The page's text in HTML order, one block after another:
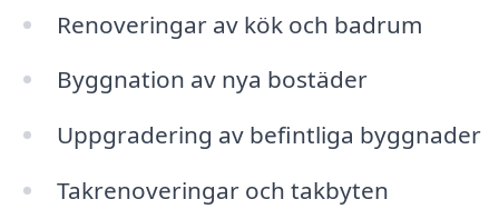
Renoveringar av kök och badrum
Byggnation av nya bostäder
Uppgradering av befintliga byggnader
Takrenoveringar och takbyten